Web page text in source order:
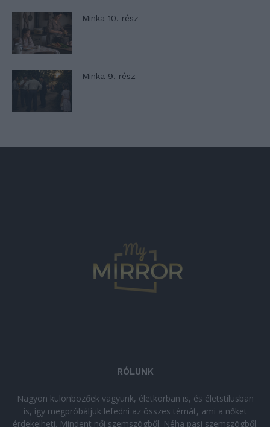
Minka 10. rész
Minka 9. rész
RÓLUNK
Nagyon különbözőek vagyunk, életkorban is, és életstílusban
is, így megpróbáljuk lefedni az összes témát, ami a nőket
érdekelheti. Mindent női szemszögből. Néha pasi szemszögből.